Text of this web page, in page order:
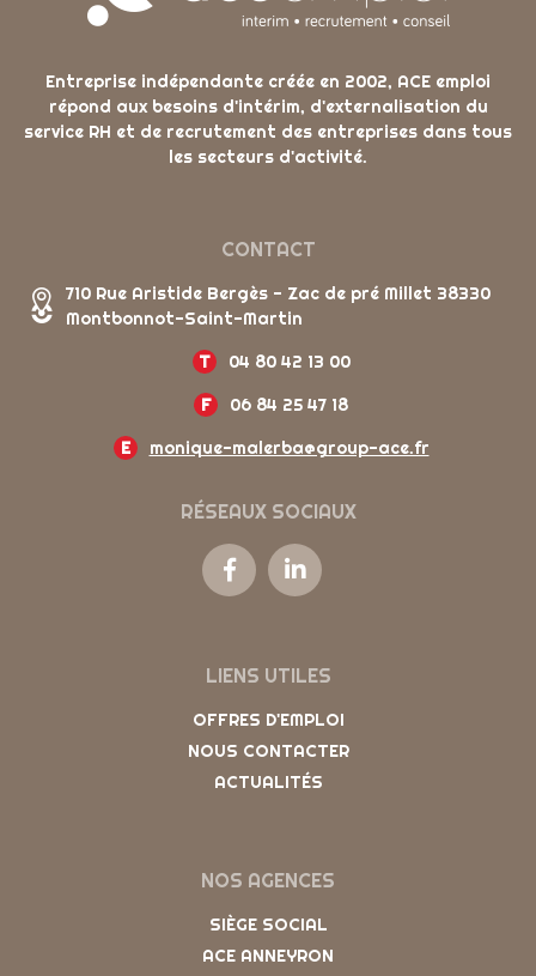
Entreprise indépendante créée en 2002, ACE emploi
répond aux besoins d'intérim, d'externalisation du
service RH et de recrutement des entreprises dans tous
les secteurs d'activité.
CONTACT
710 Rue Aristide Bergès - Zac de pré Millet 38330
Montbonnot-Saint-Martin
T
04 80 42 13 00
F
06 84 25 47 18
E
monique-malerba@group-ace.fr
RÉSEAUX SOCIAUX
LIENS UTILES
OFFRES D'EMPLOI
NOUS CONTACTER
ACTUALITÉS
NOS AGENCES
SIÈGE SOCIAL
ACE ANNEYRON